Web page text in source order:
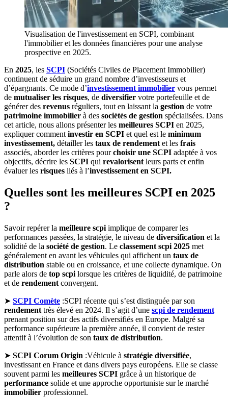
Visualisation de l'investissement en SCPI, combinant
l'immobilier et les données financières pour une analyse
prospective en 2025.
En 2025, les SCPI (Sociétés Civiles de Placement Immobilier)
continuent de séduire un grand nombre d’investisseurs et
d’épargnants. Ce mode d’investissement immobilier vous permet
de mutualiser les risques, de diversifier votre portefeuille et de
générer des revenus réguliers, tout en laissant la gestion de votre
patrimoine immobilier à des sociétés de gestion spécialisées. Dans
cet article, nous allons présenter les meilleures SCPI en 2025,
expliquer comment investir en SCPI et quel est le minimum
investissement, détailler les taux de rendement et les frais
associés, aborder les critères pourchoisir une SCPI adaptée à vos
objectifs, décrire les SCPI qui revalorisent leurs parts et enfin
évaluer les risques liés à l’investissement en SCPI.
Quelles sont les meilleures SCPI en 2025
?
Savoir repérer la meilleure scpi implique de comparer les
performances passées, la stratégie, le niveau de diversification et la
solidité de la société de gestion. Le classement scpi 2025 met
généralement en avant les véhicules qui affichent un taux de
distribution stable ou en croissance, et une collecte dynamique. On
parle alors de top scpi lorsque les critères de liquidité, de patrimoine
et de rendement convergent.
➤ SCPI Comète :SCPI récente qui s’est distinguée par son
rendement très élevé en 2024. Il s’agit d’une scpi de rendement
prenant position sur des actifs diversifiés en Europe. Malgré sa
performance supérieure la première année, il convient de rester
attentif à l’évolution de son taux de distribution.
➤ SCPI Corum Origin :Véhicule à stratégie diversifiée,
investissant en France et dans divers pays européens. Elle se classe
souvent parmi les meilleures SCPI grâce à un historique de
performance solide et une approche opportuniste sur le marché
immobilier professionnel.